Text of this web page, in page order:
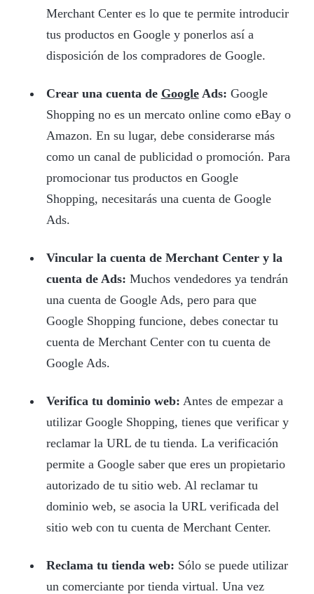
Merchant Center es lo que te permite introducir
tus productos en Google y ponerlos así a
disposición de los compradores de Google.
Crear una cuenta de GoogleAds: Google
Shopping no es un mercato online como eBay o
Amazon. En su lugar, debe considerarse más
como un canal de publicidad o promoción. Para
promocionar tus productos en Google
Shopping, necesitarás una cuenta de Google
Ads.
Vincular la cuenta de Merchant Center y la
cuenta de Ads: Muchos vendedores ya tendrán
una cuenta de Google Ads, pero para que
Google Shopping funcione, debes conectar tu
cuenta de Merchant Center con tu cuenta de
Google Ads.
Verifica tu dominio web: Antes de empezar a
utilizar Google Shopping, tienes que verificar y
reclamar la URL de tu tienda. La verificación
permite a Google saber que eres un propietario
autorizado de tu sitio web. Al reclamar tu
dominio web, se asocia la URL verificada del
sitio web con tu cuenta de Merchant Center.
Reclama tu tienda web: Sólo se puede utilizar
un comerciante por tienda virtual. Una vez